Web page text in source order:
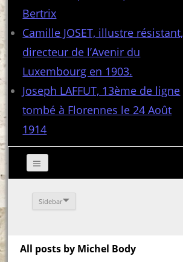
Bertrix
Camille JOSET, illustre résistant,
directeur de l’Avenir du
Luxembourg en 1903.
Joseph LAFFUT, 13ème de ligne
tombé à Florennes le 24 Août
1914
Sidebar
All posts by Michel Body